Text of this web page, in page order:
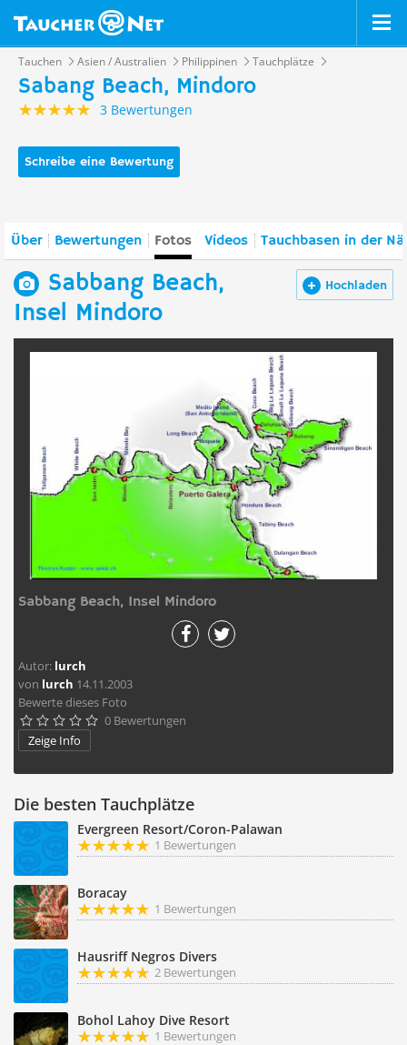
Tauchen Asien / Australien Philippinen Tauchplätze
Sabang Beach, Mindoro
3 Bewertungen
Schreibe eine Bewertung
Über Bewertungen Fotos Videos Tauchbasen in der
Hochladen
Sabbang Beach,
Insel Mindoro
Sabbang Beach, Insel Mindoro
Autor: lurch
von lurch 14.11.2003
Bewerte dieses Foto
     0 Bewertungen
Zeige Info
Die besten Tauchplätze
Evergreen Resort/Coron-Palawan
1 Bewertungen
Boracay
1 Bewertungen
Hausriff Negros Divers
2 Bewertungen
Bohol Lahoy Dive Resort
1 Bewertungen